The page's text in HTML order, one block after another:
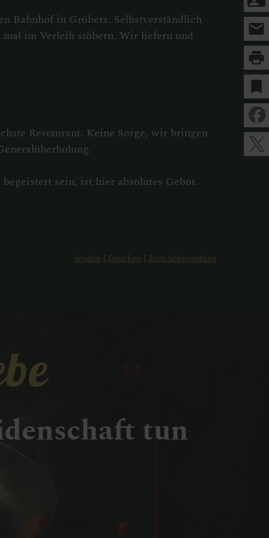
Bahnhof in Gröbers. Selbstverständlich
im Verleih stöbern. Wir liefern und
Restaurant. Keine Sorge, wir bringen
sein, ist hier absolutes Gebot.
Senden Drucken Zum Seitenanfang
mail
print
bookmark
tun